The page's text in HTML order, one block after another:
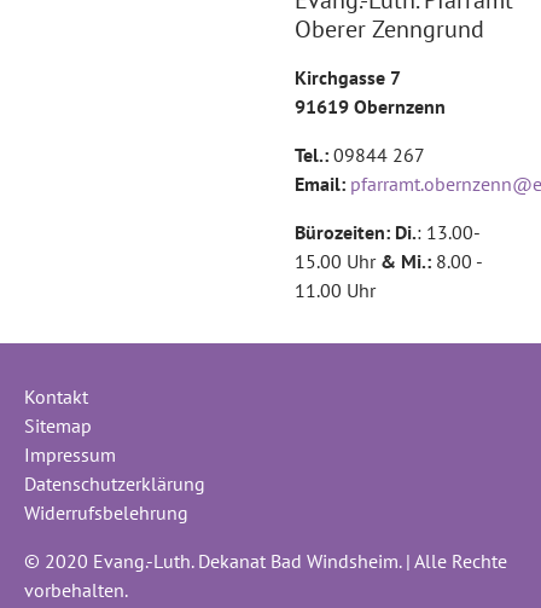
Oberer Zenngrund
Kirchgasse 7
91619 Obernzenn
Tel.: 09844 267
Email:
Bürozeiten: Di.: 13.00-
15.00 Uhr& Mi.: 8.00 -
11.00 Uhr
Kontakt
Sitemap
Impressum
Datenschutzerklärung
Widerrufsbelehrung
© 2020 Evang.-Luth. Dekanat Bad Windsheim. | Alle Rechte
vorbehalten.